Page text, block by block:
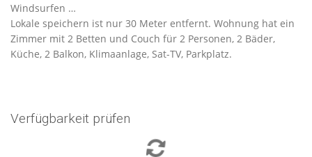
Windsurfen …
Lokale speichern ist nur 30 Meter entfernt. Wohnung hat ein
Zimmer mit 2 Betten und Couch für 2 Personen, 2 Bäder,
Küche, 2 Balkon, Klimaanlage, Sat-TV, Parkplatz.
Verfügbarkeit prüfen